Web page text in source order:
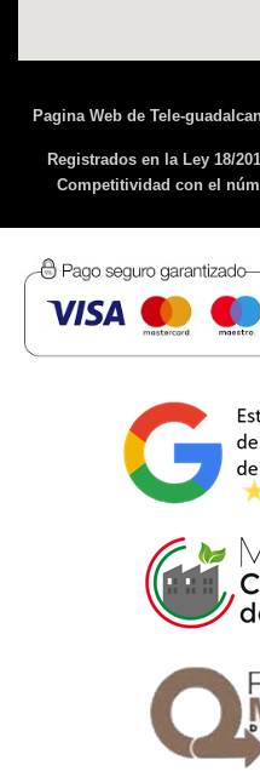
Pagina Web de Tele-
Registrados en la Ley 18/
Competitividad con el